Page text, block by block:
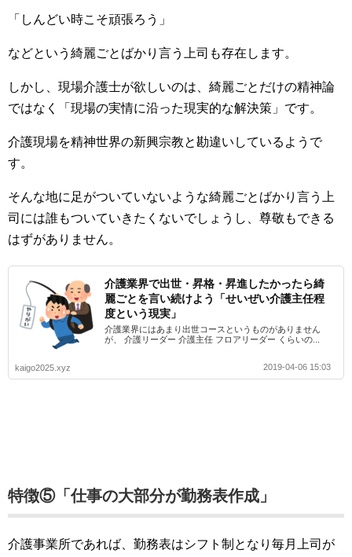
「しんどい時こそ頑張ろう」
などという綺麗ごとばかり言う上司も存在します。
しかし、現場介護士が欲しいのは、綺麗ごとだけの精神論
ではなく「現場の実情に沿った現実的な解決策」です。
介護現場を精神世界の新興宗教と勘違いしているようで
す。
そんな地に足がついていないような綺麗ごとばかり言う上
司には誰もついていきたくないでしょうし、尊敬もできる
はずがありません。
介護業界で出世・昇格・昇進したかったら綺
麗ごとを言い続けよう「せいぜい介護主任程
度という現実」
介護業界にはあまり出世コースというものがありません
が、 介護リーダー 介護主任 フロアリーダー くらいの...
kaigo2025.xyz 2019-04-06 15:03
特徴⑤「仕事の大部分が勤務表作成」
介護事業所であれば、勤務表はシフト制となり毎月上司が